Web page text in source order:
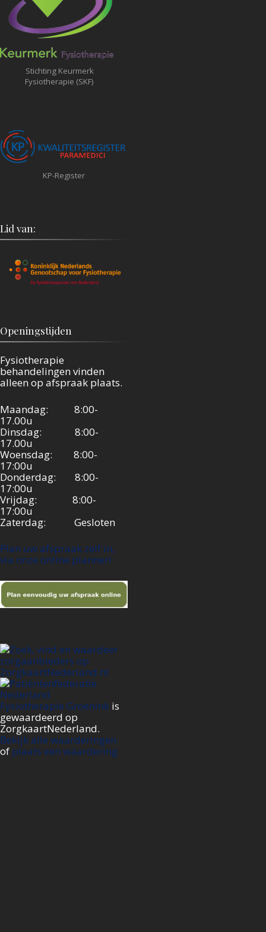
Stichting Keurmerk
Fysiotherapie (SKF)
KP-Register
Lid van:
Openingstijden
Fysiotherapie
behandelingen vinden
alleen op afspraak plaats.
Maandag: 8:00-
17.00u
Dinsdag: 8:00-
17.00u
Woensdag: 8:00-
17:00u
Donderdag: 8:00-
17:00u
Vrijdag: 8:00-
17:00u
Zaterdag: Gesloten
Plan uw afspraak zelf in,
via onze online planner!
Fysiotherapie Groenink is
gewaardeerd op
ZorgkaartNederland.
Bekijk alle waarderingen
of plaats een waardering